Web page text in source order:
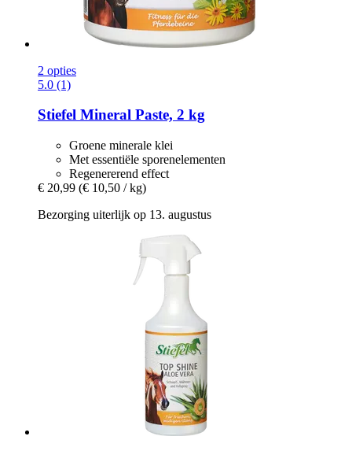
2 opties
5.0 (1)
Stiefel Mineral Paste, 2 kg
Groene minerale klei
Met essentiële sporenelementen
Regenererend effect
€ 20,99 (€ 10,50 / kg)
Bezorging uiterlijk op 13. augustus